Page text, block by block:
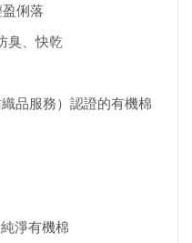
俐落
臭、快乾
品服務）認證的有機棉
淨有機棉